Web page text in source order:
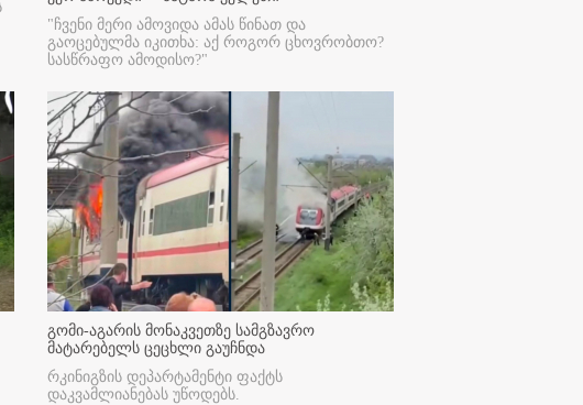
"ჩვენი მერი ამოვიდა ამას წინათ და
გაოცებულმა იკითხა: აქ როგორ ცხოვრობთო?
სასწრაფო ამოდისო?"
გომი-აგარის მონაკვეთზე სამგზავრო
მატარებელს ცეცხლი გაუჩნდა
რკინიგზის დეპარტამენტი ფაქტს
დაკვამლიანებას უწოდებს.